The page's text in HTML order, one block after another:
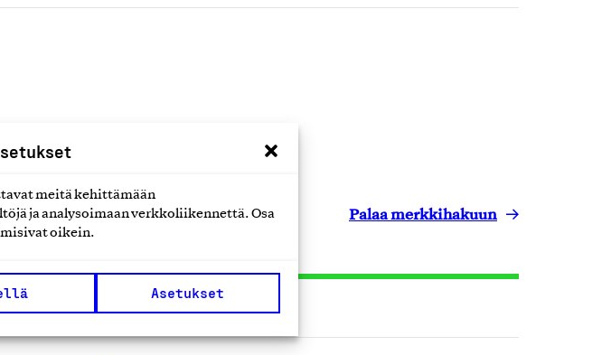
meitä kehittämään
ja analysoimaan verkkoliikennettä. Osa
oikein.
Asetukset
Palaa merkkihakuun